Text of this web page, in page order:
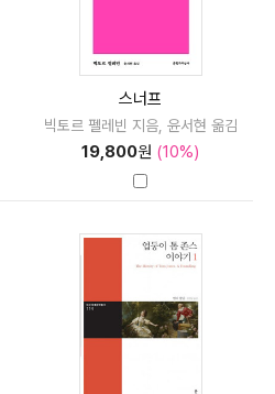
스너프
빅토르 펠레빈 지음, 윤서현 옮김
19,800원 (10%)